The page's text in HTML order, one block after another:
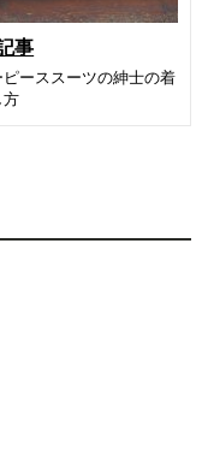
事
ピーススーツの紳士の着
方